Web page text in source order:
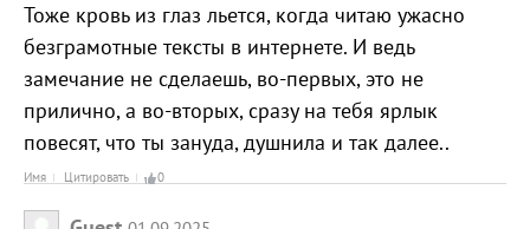
Тоже кровь из глаз льется, когда читаю ужасно
безграмотные тексты в интернете. И ведь
замечание не сделаешь, во-первых, это не
прилично, а во-вторых, сразу на тебя ярлык
повесят, что ты зануда, душнила и так далее..
Имя Цитировать 0